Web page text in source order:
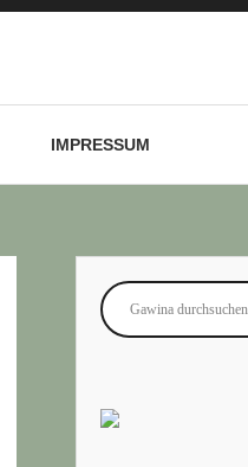
IMPRESSUM